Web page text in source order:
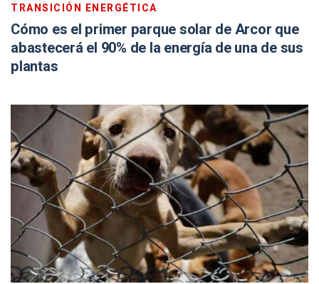
TRANSICIÓN ENERGÉTICA
Cómo es el primer parque solar de Arcor que
abastecerá el 90% de la energía de una de sus
plantas